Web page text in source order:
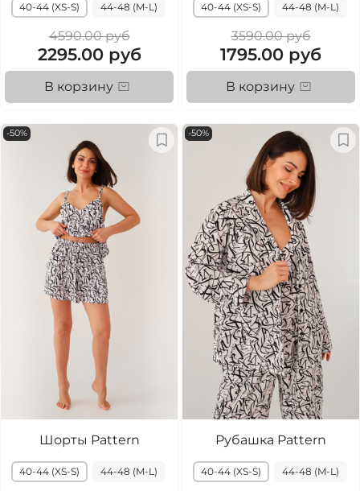
40-44 (XS-S) 44-48 (M-L)
4590.00 руб
2295.00 руб
В корзину
40-44 (XS-S) 44-48 (M-L)
3590.00 руб
1795.00 руб
В корзину
-50%
Шорты Pattern
40-44 (XS-S) 44-48 (M-L)
-50%
Рубашка Pattern
40-44 (XS-S) 44-48 (M-L)